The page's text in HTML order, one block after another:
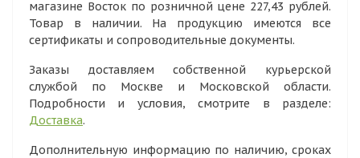
магазине Восток по розничной цене 227,43 рублей.
Товар в наличии. На продукцию имеются все
сертификаты и сопроводительные документы.
Заказы доставляем собственной курьерской
службой по Москве и Московской области.
Подробности и условия, смотрите в разделе:
Доставка.
Дополнительную информацию по наличию, сроках